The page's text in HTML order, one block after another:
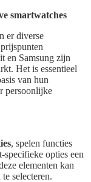
smartwatches
er diverse
en Samsung zijn
Het is essentieel
van hun
persoonlijke
, spelen functies
specifieke opties een
elementen kan
selecteren.